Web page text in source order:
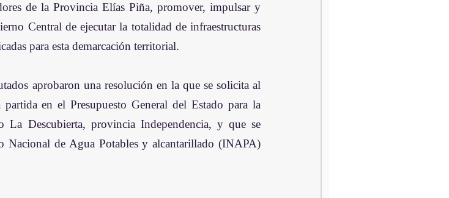
de la Provincia Elías Piña, promover, impulsar y
Central de ejecutar la totalidad de infraestructuras
para esta demarcación territorial.
aprobaron una resolución en la que se solicita al
en el Presupuesto General del Estado para la
La Descubierta, provincia Independencia, y que se
Nacional de Agua Potables y alcantarillado (INAPA)